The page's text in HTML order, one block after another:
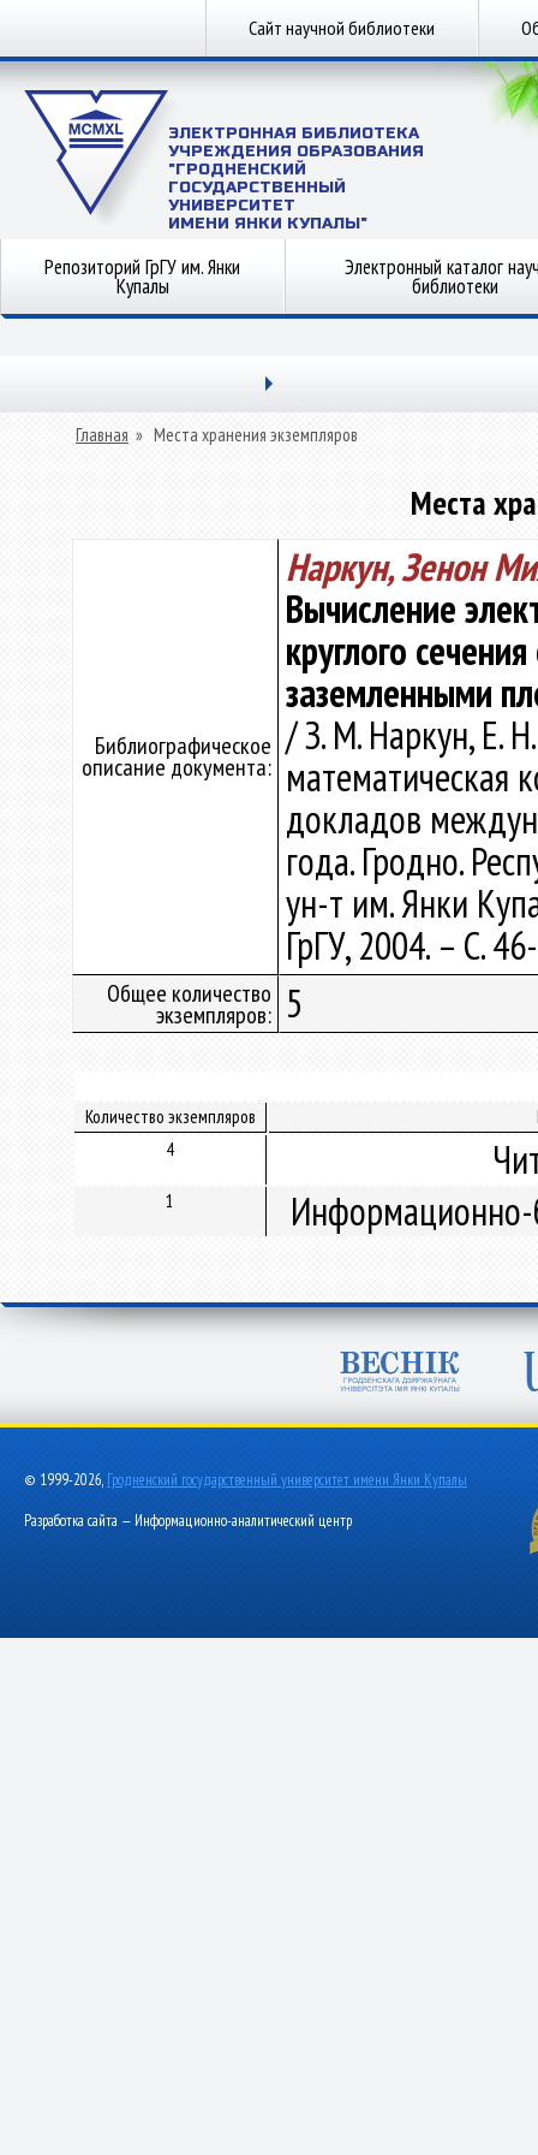
Сайт научной библиотеки
ЭЛЕКТРОННАЯ БИБЛИОТЕКА
УЧРЕЖДЕНИЯ ОБРАЗОВАНИЯ
"ГРОДНЕНСКИЙ
ГОСУДАРСТВЕННЫЙ
УНИВЕРСИТЕТ
ИМЕНИ ЯНКИ КУПАЛЫ"
Репозиторий ГрГУ им. Янки
Купалы
Электронный каталог
библиотеки
Главная » Места хранения экземпляров
Места
Библиографическое
описание документа:
Наркун, Зенон
Вычисление
круглого
заземленными
/ З. М. Наркун, Е.
математическая
докладов
года. Гродно.
ун-т им. Янки
ГрГУ, 2004. – С.
Общее количество
экземпляров: 5
Количество экземпляров
4
1 Информационно-
© 1999-2026, Гродненский государственный университет имени Янки Купалы
Разработка сайта — Информационно-аналитический центр